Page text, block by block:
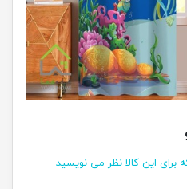
برای این کالا نظر می نویسید